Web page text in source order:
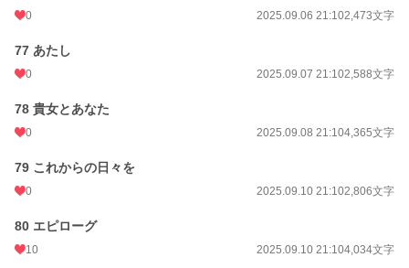
0 2025.09.06 21:102,473文字
77 あたし
0 2025.09.07 21:102,588文字
78 貴女とあなた
0 2025.09.08 21:104,365文字
79 これからの日々を
0 2025.09.10 21:102,806文字
80 エピローグ
10 2025.09.10 21:104,034文字